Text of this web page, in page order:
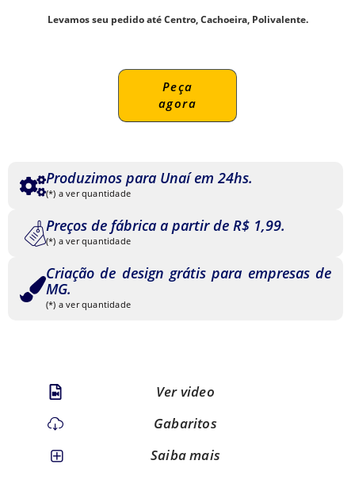
Levamos seu pedido até Centro, Cachoeira, Polivalente.
Peça
agora
Produzimos para Unaí em 24hs.
(*) a ver quantidade
Preços de fábrica a partir de R$ 1,99.
(*) a ver quantidade
Criação de design grátis para empresas de
MG.
(*) a ver quantidade
Ver video
Gabaritos
Saiba mais